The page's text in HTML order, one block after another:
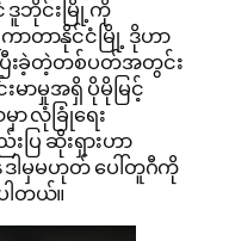
ဒူဘိုင်းမြို့ကို
ာတာနိုင်ငံမြို့ ဒိုဟာ
ြီးခဲ့တဲ့တစ်ပတ်အတွင်း
ာမှုအရှိ ပိုမိုမြင့်
လုံခြုံရေး
ပြ ဆိုးရှားဟာ
ါမှမဟုတ် ပေါ်တူဂီကို
ါတယ်။